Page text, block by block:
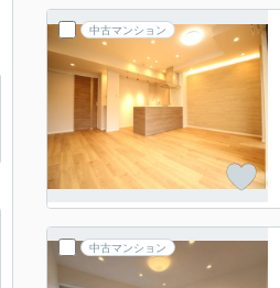
中古マンション
中古マンション